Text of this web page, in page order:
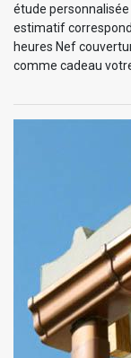
étude
estimatif
heures Nef
comme cadeau